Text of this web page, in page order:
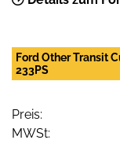
Ford Other Transit
233PS
Preis:
MWSt: